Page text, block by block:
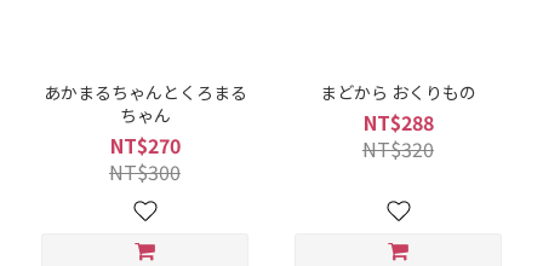
あかまるちゃんとくろまる
ちゃん
NT$270
NT$300
まどから おくりもの
NT$288
NT$320